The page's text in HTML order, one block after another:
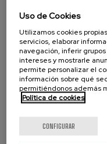
Línea de
Localización:Los
Canarias organizan
visibilizar otras
Uso de Cookies
Utilizamos cookies
servicios, elaborar
navegación, inferir
intereses y mostrarle
permite personalizar el
información sobre qué
permitiéndonos además
Política de cookies
CONFIGURAR